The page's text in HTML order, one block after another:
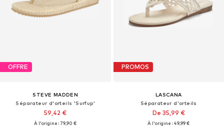
OFFRE
STEVE MADDEN
Séparateur d'orteils 'Surfup'
59,42 €
À l'origine : 79,90 €
PROMOS
LASCANA
Séparateur d'orteils
De 35,99 €
À l'origine : 49,99 €